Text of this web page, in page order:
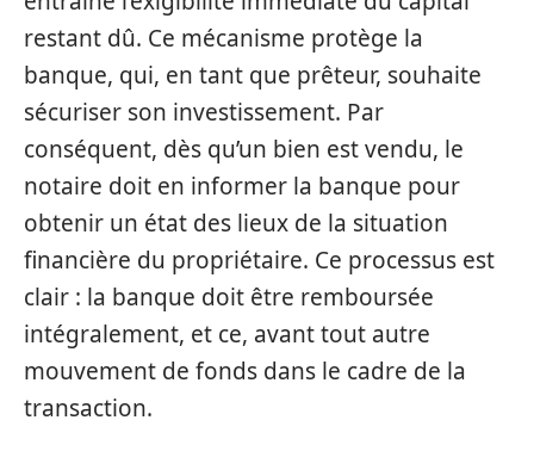
restant dû. Ce mécanisme protège la
banque, qui, en tant que prêteur, souhaite
sécuriser son investissement. Par
conséquent, dès qu’un bien est vendu, le
notaire doit en informer la banque pour
obtenir un état des lieux de la situation
financière du propriétaire. Ce processus est
clair : la banque doit être remboursée
intégralement, et ce, avant tout autre
mouvement de fonds dans le cadre de la
transaction.